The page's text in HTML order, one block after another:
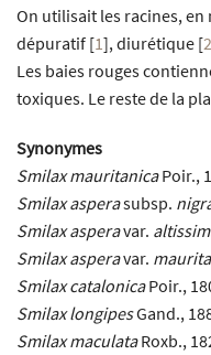
On utilisait les racines,
dépuratif [1], diurétique [2
Les baies rouges
toxiques. Le reste de la
Synonymes
Smilax mauritanicaPoir.,
Smilax asperasubsp.
Smilax asperavar.
Smilax asperavar.
Smilax catalonicaPoir.,
Smilax longipesGand.,
Smilax maculataRoxb.,